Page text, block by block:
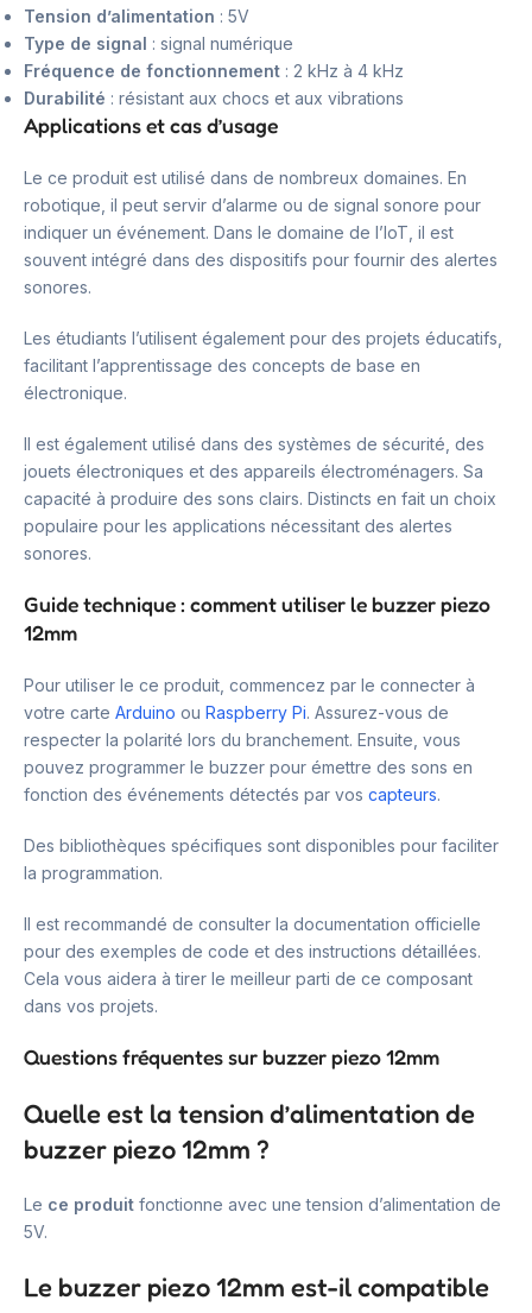
Tension d’alimentation : 5V
Type de signal : signal numérique
Fréquence de fonctionnement : 2 kHz à 4 kHz
Durabilité : résistant aux chocs et aux vibrations
Applications et cas d’usage
Le ce produit est utilisé dans de nombreux domaines. En
robotique, il peut servir d’alarme ou de signal sonore pour
indiquer un événement. Dans le domaine de l’IoT, il est
souvent intégré dans des dispositifs pour fournir des alertes
sonores.
Les étudiants l’utilisent également pour des projets éducatifs,
facilitant l’apprentissage des concepts de base en
électronique.
Il est également utilisé dans des systèmes de sécurité, des
jouets électroniques et des appareils électroménagers. Sa
capacité à produire des sons clairs. Distincts en fait un choix
populaire pour les applications nécessitant des alertes
sonores.
Guide technique : comment utiliser le buzzer piezo
12mm
Pour utiliser le ce produit, commencez par le connecter à
votre carte Arduino ou Raspberry Pi. Assurez-vous de
respecter la polarité lors du branchement. Ensuite, vous
pouvez programmer le buzzer pour émettre des sons en
fonction des événements détectés par vos capteurs.
Des bibliothèques spécifiques sont disponibles pour faciliter
la programmation.
Il est recommandé de consulter la documentation officielle
pour des exemples de code et des instructions détaillées.
Cela vous aidera à tirer le meilleur parti de ce composant
dans vos projets.
Questions fréquentes sur buzzer piezo 12mm
Quelle est la tension d’alimentation de
buzzer piezo 12mm ?
Le ce produit fonctionne avec une tension d’alimentation de
5V.
Le buzzer piezo 12mm est-il compatible